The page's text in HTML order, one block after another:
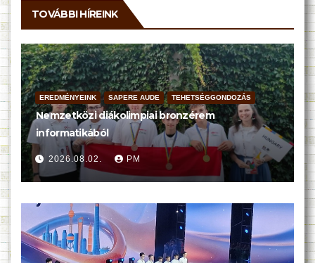
TOVÁBBI HÍREINK
EREDMÉNYEINK SAPERE AUDE TEHETSÉGGONDOZÁS
Nemzetközi diákolimpiai bronzérem
informatikából
2026.08.02. PM